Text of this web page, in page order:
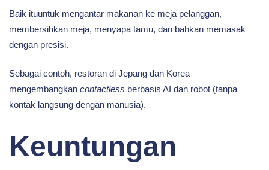
Baik ituuntuk mengantar makanan ke meja pelanggan,
membersihkan meja, menyapa tamu, dan bahkan memasak
dengan presisi.
Sebagai contoh, restoran di Jepang dan Korea
mengembangkan contactless berbasis AI dan robot (tanpa
kontak langsung dengan manusia).
Keuntungan